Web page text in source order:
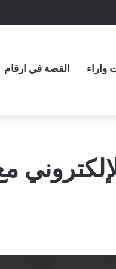
واراء القصة في ارقام